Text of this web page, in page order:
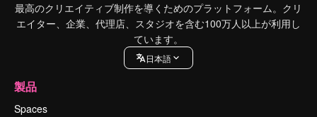
最高のクリエイティブ制作を導くためのプラットフォーム。クリ
エイター、企業、代理店、スタジオを含む100万人以上が利用し
ています。
日本語
製品
Spaces